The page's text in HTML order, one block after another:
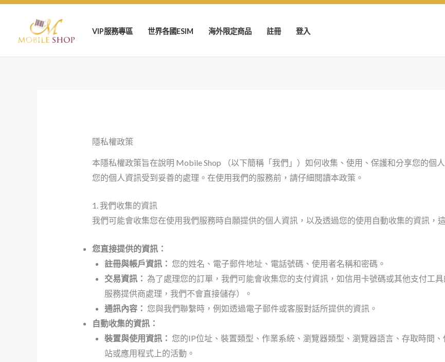
跳
VIP服務專區 世界各國ESIM 海外限定商品 註冊 登入
隱私權政策
本隱私權政策旨在說明 Mobile Shop （以下簡稱「我們」）如何收集、使用、保護和分享您的個
您的個人資訊受到妥善的處理。在使用我們的服務前，請仔細閱讀本政策。
1. 我們收集的資訊
我們可能會收集您在使用我們服務時自願提供的個人資訊，以及透過您的使用自動收集的資訊，
您直接提供的資訊：
註冊與帳戶資訊： 您的姓名、電子郵件地址、電話號碼、使用者名稱和密碼。
交易資訊： 為了處理您的訂單，我們可能會收集您的支付資訊，如信用卡號碼或其他支付工
服務提供商處理，我們不會直接儲存）。
通訊內容： 您與我們聯繫時，例如透過電子郵件或客服對話所提供的資訊。
自動收集的資訊：
裝置與使用資訊： 您的IP位址、裝置類型、作業系統、瀏覽器類型、瀏覽器語言、存取時間
站或應用程式上的活動。